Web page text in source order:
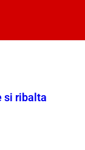
si ribalta